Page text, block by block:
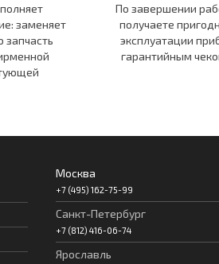
заменяет
По завершении
получаете
эксплуатации
гарантийным
Москва
+7 (495) 162-75-99
Санкт-Петербург
+7 (812) 416-06-74
Ярославль